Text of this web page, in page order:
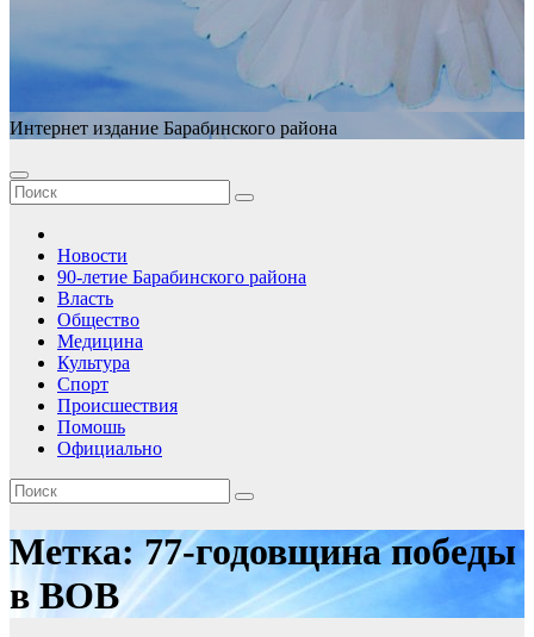
Интернет издание Барабинского района
Новости
90-летие Барабинского района
Власть
Общество
Медицина
Культура
Спорт
Происшествия
Помошь
Официально
Метка:77-годовщина победы
в ВОВ